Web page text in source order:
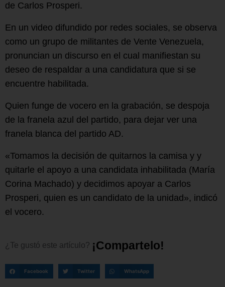
de Carlos Prosperi.
En un video difundido por redes sociales, se observa
como un grupo de militantes de Vente Venezuela,
pronuncian un discurso en el cual manifiestan su
deseo de respaldar a una candidatura que si se
encuentre habilitada.
Quien funge de vocero en la grabación, se despoja
de la franela azul del partido, para dejar ver una
franela blanca del partido AD.
«Tomamos la decisión de quitarnos la camisa y y
quitarle el apoyo a una candidata inhabilitada (María
Corina Machado) y decidimos apoyar a Carlos
Prosperi, quien es un candidato de la unidad», indicó
el vocero.
¿Te gustó este artículo? ¡Comparte o!
Facebook Twitter WhatsApp